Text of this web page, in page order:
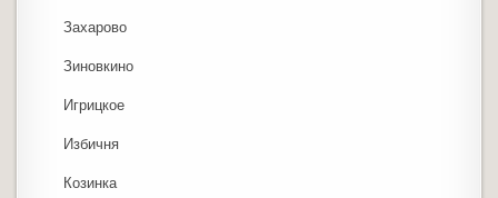
Захарово
Зиновкино
Игрицкое
Избичня
Козинка